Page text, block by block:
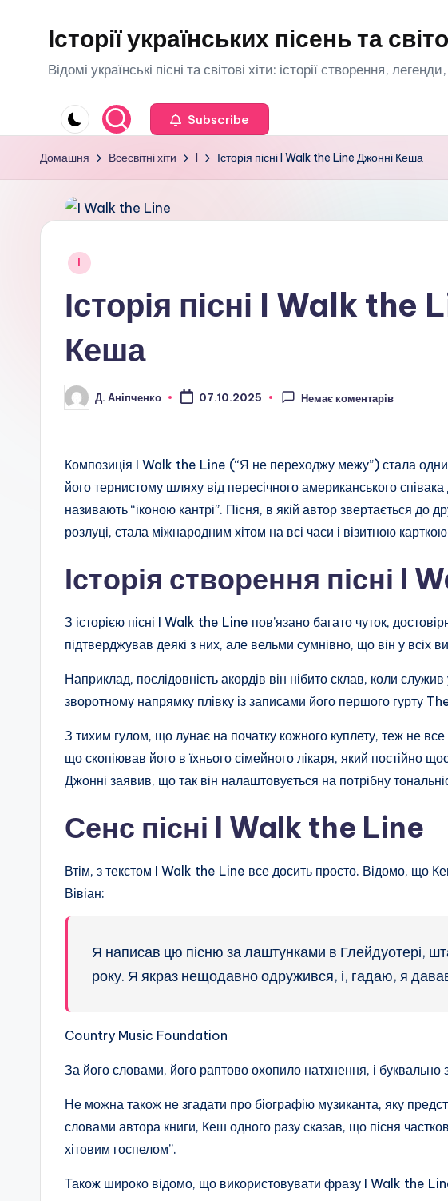
Історії українських пісень та
Відомі українські пісні та світові хіти: історії створення,
Subscribe
Домашня Всесвітні хіти I Історія пісні I Walk the Line Джонні Кеша
Опубліковано
Історія пісні I Walk the
Кеша
Опубліковано
Д. Аніпченко 07.10.2025 Немає коментарів
Композиція I Walk the Line (“Я не переходжу межу”) стала
його тернистому шляху від пересічного американського
називають “іконою кантрі”. Пісня, в якій автор звертається до
розлуці, стала міжнародним хітом на всі часи і візитною
Історія створення пісні I
З історією пісні I Walk the Line пов’язано багато чуток,
підтверджував деякі з них, але вельми сумнівно, що він у всіх
Наприклад, послідовність акордів він нібито склав, коли
зворотному напрямку плівку із записами його першого гурту
З тихим гулом, що лунає на початку кожного куплету, теж не
що скопіював його в їхнього сімейного лікаря, який постійно
Джонні заявив, що так він налаштовується на потрібну
Сенс пісні I Walk the Line
Втім, з текстом I Walk the Line все досить просто. Відомо, що
Вівіан:
Я написав цю пісню за лаштунками в Глейдуотері,
року. Я якраз нещодавно одружився, і, гадаю, я давав
Country Music Foundation
За його словами, його раптово охопило натхнення, і буквально
Не можна також не згадати про біографію музиканта, яку
словами автора книги, Кеш одного разу сказав, що пісня
хітовим госпелом”.
Також широко відомо, що використовувати фразу I Walk the